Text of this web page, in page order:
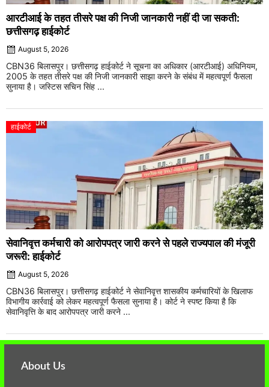
आरटीआई के तहत तीसरे पक्ष की निजी जानकारी नहीं दी जा सकती:
छत्तीसगढ़ हाईकोर्ट
August 5, 2026
CBN36 बिलासपुर। छत्तीसगढ़ हाईकोर्ट ने सूचना का अधिकार (आरटीआई) अधिनियम,
2005 के तहत तीसरे पक्ष की निजी जानकारी साझा करने के संबंध में महत्वपूर्ण फैसला
सुनाया है। जस्टिस सचिन सिंह ...
हाईकोर्ट
सेवानिवृत्त कर्मचारी को आरोपपत्र जारी करने से पहले राज्यपाल की मंजूरी
जरूरी: हाईकोर्ट
August 5, 2026
CBN36 बिलासपुर। छत्तीसगढ़ हाईकोर्ट ने सेवानिवृत्त शासकीय कर्मचारियों के खिलाफ
विभागीय कार्रवाई को लेकर महत्वपूर्ण फैसला सुनाया है। कोर्ट ने स्पष्ट किया है कि
सेवानिवृत्ति के बाद आरोपपत्र जारी करने ...
About Us